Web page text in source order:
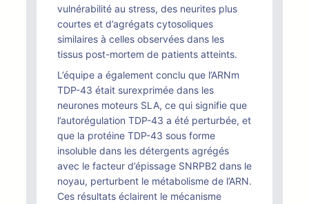
vulnérabilité au stress, des neurites plus
courtes et d’agrégats cytosoliques
similaires à celles observées dans les
tissus post-mortem de patients atteints.
L’équipe a également conclu que l’ARNm
TDP-43 était surexprimée dans les
neurones moteurs SLA, ce qui signifie que
l’autorégulation TDP-43 a été perturbée, et
que la protéine TDP-43 sous forme
insoluble dans les détergents agrégés
avec le facteur d’épissage SNRPB2 dans le
noyau, perturbent le métabolisme de l’ARN.
Ces résultats éclairent le mécanisme